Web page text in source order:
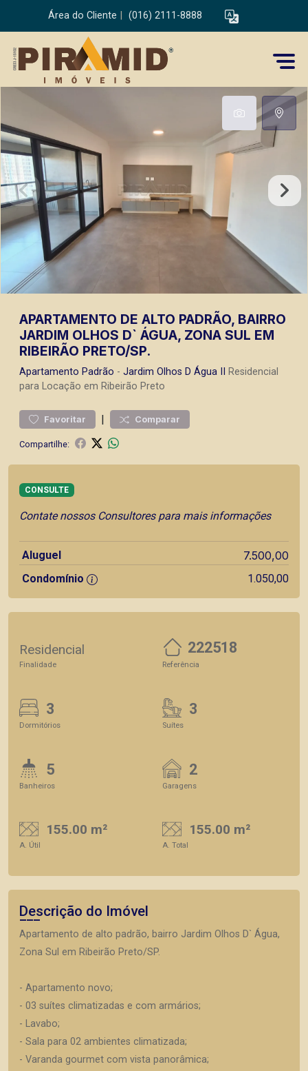
Área do Cliente (016) 2111-8888
APARTAMENTO DE ALTO PADRÃO, BAIRRO
JARDIM OLHOS D` ÁGUA, ZONA SUL EM
RIBEIRÃO PRETO/SP.
Apartamento Padrão - Jardim Olhos D Água II
Residencial
para Locação em Ribeirão Preto
Favoritar | Comparar
Compartilhe:
CONSULTE
Contate nossos Consultores para mais informações
Aluguel 7.500,00
Condomínio 1.050,00
Residencial
Finalidade
222518
Referência
3
Dormitórios
3
Suítes
5
Banheiros
2
Garagens
155.00 m²
A. Útil
155.00 m²
A. Total
Descrição do Imóvel
Apartamento de alto padrão, bairro Jardim Olhos D` Água,
Zona Sul em Ribeirão Preto/SP.
- Apartamento novo;
- 03 suítes climatizadas e com armários;
- Lavabo;
- Sala para 02 ambientes climatizada;
- Varanda gourmet com vista panorâmica;